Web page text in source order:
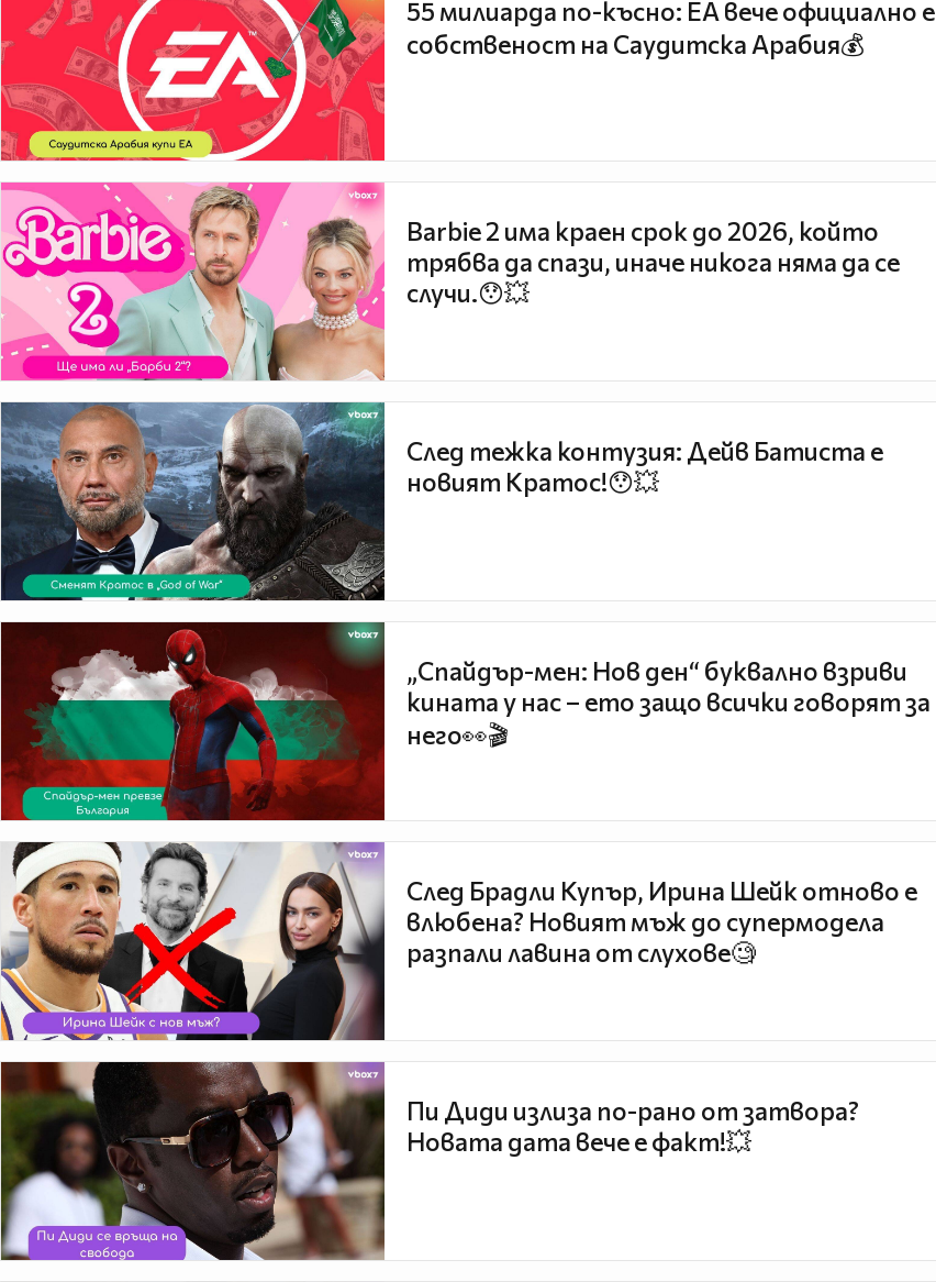
55 милиарда по-късно: EA вече официално е
собственост на Саудитска Арабия💰
Barbie 2 има краен срок до 2026, който
трябва да спази, иначе никога няма да се
случи.😯💥
След тежка контузия: Дейв Батиста е
новият Кратос!😯💥
„Спайдър-мен: Нов ден“ буквално взриви
кината у нас – ето защо всички говорят за
него👀🎬
След Брадли Купър, Ирина Шейк отново е
влюбена? Новият мъж до супермодела
разпали лавина от слухове🧐
Пи Диди излиза по-рано от затвора?
Новата дата вече е факт!💥